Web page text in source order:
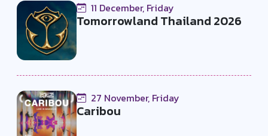
11 December, Friday
Tomorrowland Thailand 2026
27 November, Friday
Caribou